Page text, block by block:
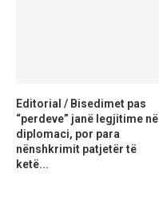
Editorial / Bisedimet pas
“perdeve” janë legjitime në
diplomaci, por para
nënshkrimit patjetër të
ketë...